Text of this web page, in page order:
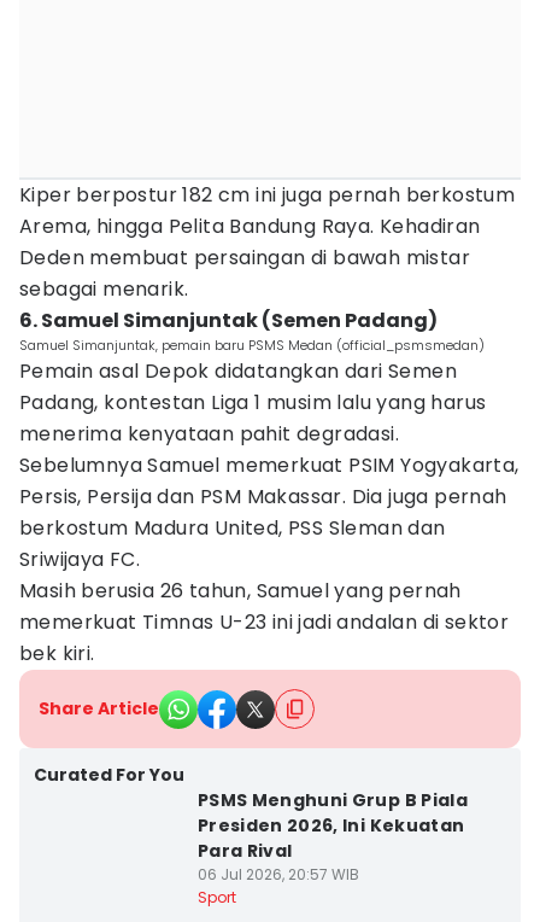
Kiper berpostur 182 cm ini juga pernah berkostum
Arema, hingga Pelita Bandung Raya. Kehadiran
Deden membuat persaingan di bawah mistar
sebagai menarik.
6. Samuel Simanjuntak (Semen Padang)
Samuel Simanjuntak, pemain baru PSMS Medan (official_psmsmedan)
Pemain asal Depok didatangkan dari Semen
Padang, kontestan Liga 1 musim lalu yang harus
menerima kenyataan pahit degradasi.
Sebelumnya Samuel memerkuat PSIM Yogyakarta,
Persis, Persija dan PSM Makassar. Dia juga pernah
berkostum Madura United, PSS Sleman dan
Sriwijaya FC.
Masih berusia 26 tahun, Samuel yang pernah
memerkuat Timnas U-23 ini jadi andalan di sektor
bek kiri.
Share Article
Curated For You
PSMS Menghuni Grup B Piala
Presiden 2026, Ini Kekuatan
Para Rival
06 Jul 2026, 20:57 WIB
Sport